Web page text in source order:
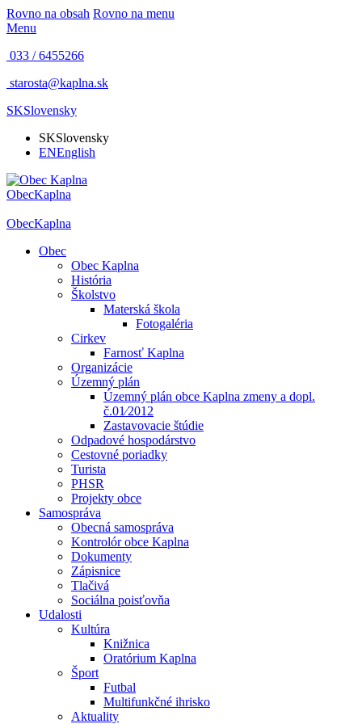
Rovno na obsah Rovno na menu
Menu
033 / 6455266
starosta@kaplna.sk
SKSlovensky
SKSlovensky
ENEnglish
ObecKaplna
ObecKaplna
Obec
Obec Kaplna
História
Školstvo
Materská škola
Fotogaléria
Cirkev
Farnosť Kaplna
Organizácie
Územný plán
Územný plán obce Kaplna zmeny a dopl.
č.01⁄2012
Zastavovacie štúdie
Odpadové hospodárstvo
Cestovné poriadky
Turista
PHSR
Projekty obce
Samospráva
Obecná samospráva
Kontrolór obce Kaplna
Dokumenty
Zápisnice
Tlačivá
Sociálna poisťovňa
Udalosti
Kultúra
Knižnica
Oratórium Kaplna
Šport
Futbal
Multifunkčné ihrisko
Aktuality